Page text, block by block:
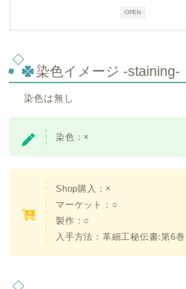
OPEN
染色イメージ -staining-
染色は無し
染色：×
Shop購入：×
マーケット：○
製作：○
入手方法：革細工秘伝書:第6巻